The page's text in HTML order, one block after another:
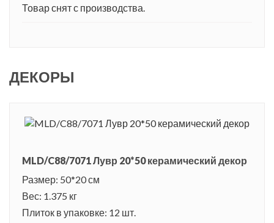
Товар снят с производства.
ДЕКОРЫ
MLD/C88/7071 Лувр 20*50 керамический декор
Размер: 50*20 см
Вес: 1.375 кг
Плиток в упаковке: 12 шт.